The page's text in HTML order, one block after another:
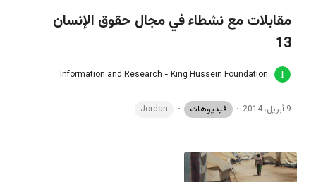
مقابلات مع نشطاء في مجال حقوق الإنسان
13
Information and Research - King Hussein Foundation
9 أبريل، 2014 فيديوهات Jordan